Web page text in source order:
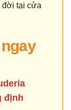
đời tại cửa
định